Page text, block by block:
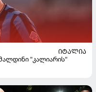
ᲘᲢᲐᲚᲘᲐ
"კალიარის"